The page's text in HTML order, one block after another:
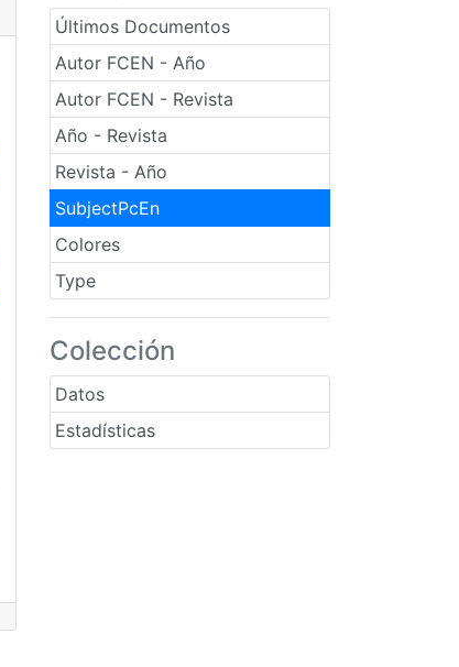
Últimos Documentos
Autor FCEN - Año
Autor FCEN - Revista
Año - Revista
Revista - Año
SubjectPcEn
Colores
Type
Colección
Datos
Estadísticas